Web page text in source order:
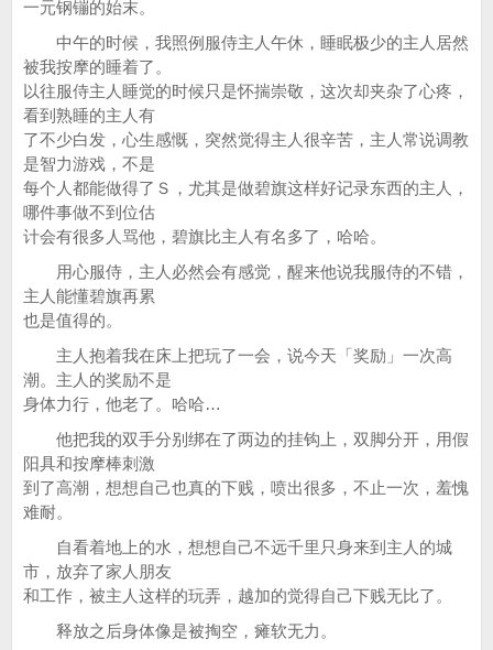
一元钢镚的始末。
中午的时候，我照例服侍主人午休，睡眠极少的主人居然
被我按摩的睡着了。
以往服侍主人睡觉的时候只是怀揣崇敬，这次却夹杂了心疼，
看到熟睡的主人有
了不少白发，心生感慨，突然觉得主人很辛苦，主人常说调教
是智力游戏，不是
每个人都能做得了Ｓ，尤其是做碧旗这样好记录东西的主人，
哪件事做不到位估
计会有很多人骂他，碧旗比主人有名多了，哈哈。
用心服侍，主人必然会有感觉，醒来他说我服侍的不错，
主人能懂碧旗再累
也是值得的。
主人抱着我在床上把玩了一会，说今天「奖励」一次高
潮。主人的奖励不是
身体力行，他老了。哈哈…
他把我的双手分别绑在了两边的挂钩上，双脚分开，用假
阳具和按摩棒刺激
到了高潮，想想自己也真的下贱，喷出很多，不止一次，羞愧
难耐。
自看着地上的水，想想自己不远千里只身来到主人的城
市，放弃了家人朋友
和工作，被主人这样的玩弄，越加的觉得自己下贱无比了。
释放之后身体像是被掏空，瘫软无力。